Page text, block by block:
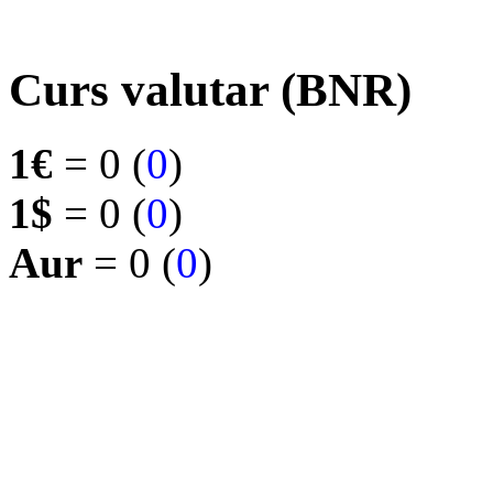
Curs valutar (BNR)
1€ = 0 (0)
1$ = 0 (0)
Aur = 0 (0)